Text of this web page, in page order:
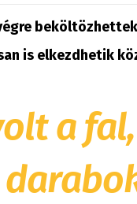
is elkezdhetik
a